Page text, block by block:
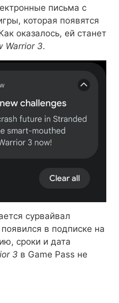
письма с
которая появятся
оказалось, ей станет
Warrior 3.
сурвайвал
в подписке на
сроки и дата
3 в Game Pass не